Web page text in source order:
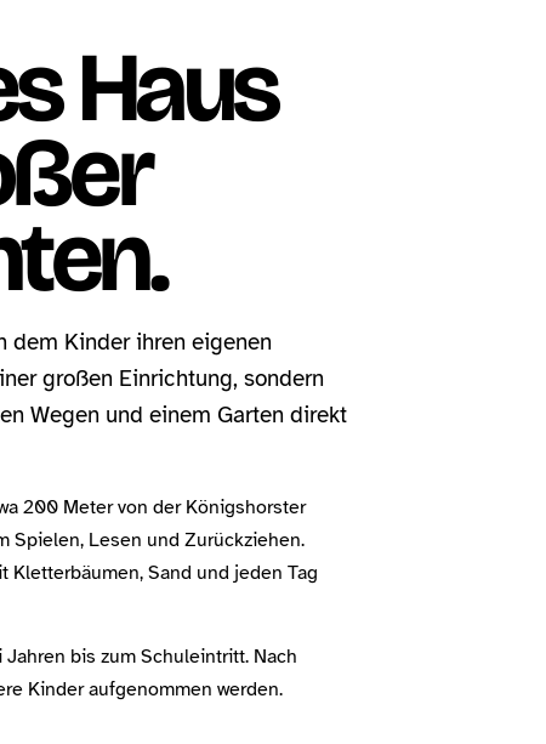
Haus
dem Kinder ihren eigenen
großen Einrichtung, sondern
Wegen und einem Garten direkt
200 Meter von der Königshorster
Spielen, Lesen und Zurückziehen.
Kletterbäumen, Sand und jeden Tag
bis zum Schuleintritt. Nach
Kinder aufgenommen werden.